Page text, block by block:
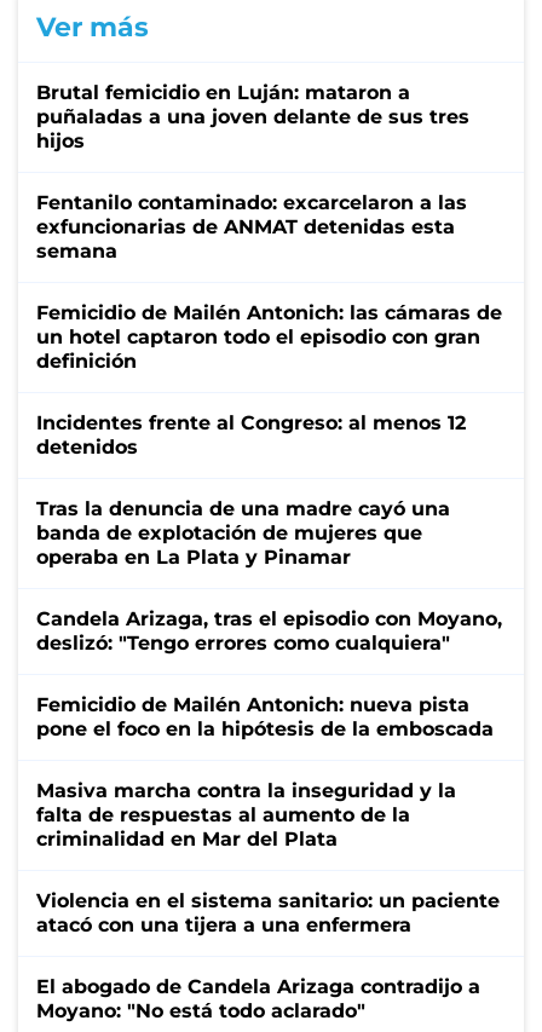
Ver más
Brutal femicidio en Luján: mataron a
puñaladas a una joven delante de sus tres
hijos
Fentanilo contaminado: excarcelaron a las
exfuncionarias de ANMAT detenidas esta
semana
Femicidio de Mailén Antonich: las cámaras de
un hotel captaron todo el episodio con gran
definición
Incidentes frente al Congreso: al menos 12
detenidos
Tras la denuncia de una madre cayó una
banda de explotación de mujeres que
operaba en La Plata y Pinamar
Candela Arizaga, tras el episodio con Moyano,
deslizó: "Tengo errores como cualquiera"
Femicidio de Mailén Antonich: nueva pista
pone el foco en la hipótesis de la emboscada
Masiva marcha contra la inseguridad y la
falta de respuestas al aumento de la
criminalidad en Mar del Plata
Violencia en el sistema sanitario: un paciente
atacó con una tijera a una enfermera
El abogado de Candela Arizaga contradijo a
Moyano: "No está todo aclarado"